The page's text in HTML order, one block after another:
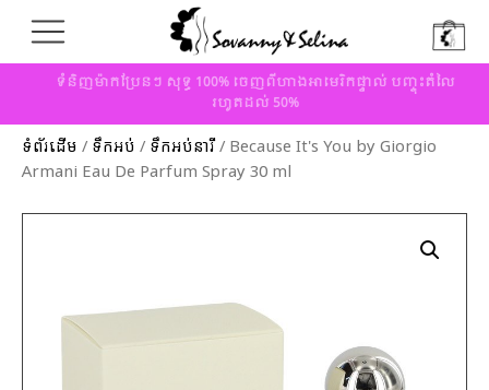
ទំនិញម៉ាកប្រែនៗ សុទ្ធ 100% ចេញពីហាងអាមេរិកផ្ទាល់ បញ្ចុះតំលៃ
រហូតដល់ 50%
ទំព័រដើម / ទឹកអប់ / ទឹកអប់នារី/ Because It's You by Giorgio
Armani Eau De Parfum Spray 30 ml